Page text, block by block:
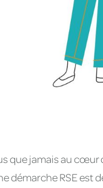
que jamais au
démarche RSE est